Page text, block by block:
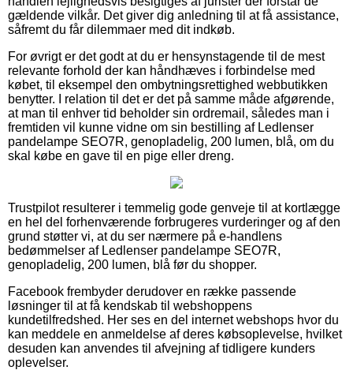
gældende vilkår. Det giver dig anledning til at få assistance,
såfremt du får dilemmaer med dit indkøb.
For øvrigt er det godt at du er hensynstagende til de mest
relevante forhold der kan håndhæves i forbindelse med
købet, til eksempel den ombytningsrettighed webbutikken
benytter. I relation til det er det på samme måde afgørende,
at man til enhver tid beholder sin ordremail, således man i
fremtiden vil kunne vidne om sin bestilling af Ledlenser
pandelampe SEO7R, genopladelig, 200 lumen, blå, om du
skal købe en gave til en pige eller dreng.
Trustpilot resulterer i temmelig gode genveje til at kortlægge
en hel del forhenværende forbrugeres vurderinger og af den
grund støtter vi, at du ser nærmere på e-handlens
bedømmelser af Ledlenser pandelampe SEO7R,
genopladelig, 200 lumen, blå før du shopper.
Facebook frembyder derudover en række passende
løsninger til at få kendskab til webshoppens
kundetilfredshed. Her ses en del internet webshops hvor du
kan meddele en anmeldelse af deres købsoplevelse, hvilket
desuden kan anvendes til afvejning af tidligere kunders
oplevelser.